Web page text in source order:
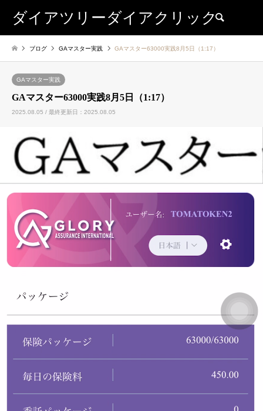
ダイアツリーダイアクリック
ブログ GAマスター実践 GAマスター63000実践8月5日（1:17）
GAマスター実践
GAマスター63000実践8月5日（1:17）
2025.08.05 / 最終更新日：2025.08.05